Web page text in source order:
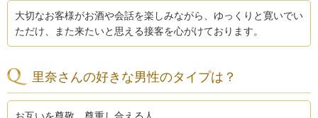
大切なお客様がお酒や会話を楽しみながら、ゆっくりと寛いでい
ただけ、また来たいと思える接客を心がけております。
里奈さんの好きな男性のタイプは？